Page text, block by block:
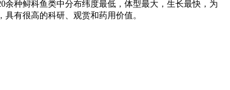
种鲟科鱼类中分布纬度最低，体型最大，生长最快，为
有很高的科研、观赏和药用价值。